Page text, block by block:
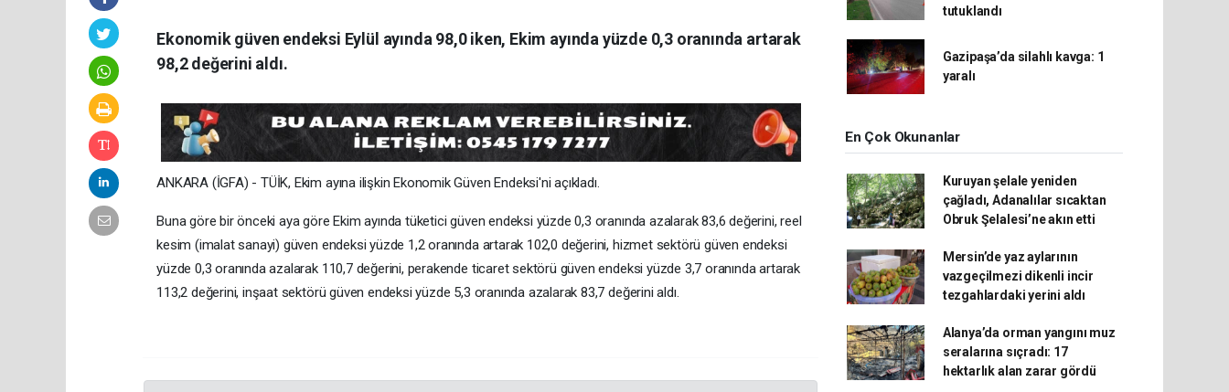
Ekonomik güven endeksi Eylül ayında 98,0 iken, Ekim ayında yüzde 0,3 oranında artarak
98,2 değerini aldı.
ANKARA (İGFA) - TÜİK, Ekim ayına ilişkin Ekonomik Güven Endeksi'ni açıkladı.
Buna göre bir önceki aya göre Ekim ayında tüketici güven endeksi yüzde 0,3 oranında azalarak 83,6 değerini, reel
kesim (imalat sanayi) güven endeksi yüzde 1,2 oranında artarak 102,0 değerini, hizmet sektörü güven endeksi
yüzde 0,3 oranında azalarak 110,7 değerini, perakende ticaret sektörü güven endeksi yüzde 3,7 oranında artarak
113,2 değerini, inşaat sektörü güven endeksi yüzde 5,3 oranında azalarak 83,7 değerini aldı.
tutuklandı
Gazipaşa’da silahlı kavga: 1
yaralı
En Çok Okunanlar
Kuruyan şelale yeniden
çağladı, Adanalılar sıcaktan
Obruk Şelalesi’ne akın etti
Mersin’de yaz aylarının
vazgeçilmezi dikenli incir
tezgahlardaki yerini aldı
Alanya’da orman yangını muz
seralarına sıçradı: 17
hektarlık alan zarar gördü